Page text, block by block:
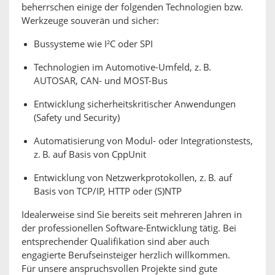
beherrschen einige der folgenden Technologien bzw.
Werkzeuge souverän und sicher:
Bussysteme wie I²C oder SPI
Technologien im Automotive-Umfeld, z. B.
AUTOSAR, CAN- und MOST-Bus
Entwicklung sicherheitskritischer Anwendungen
(Safety und Security)
Automatisierung von Modul- oder Integrationstests,
z. B. auf Basis von CppUnit
Entwicklung von Netzwerkprotokollen, z. B. auf
Basis von TCP/IP, HTTP oder (S)NTP
Idealerweise sind Sie bereits seit mehreren Jahren in
der professionellen Software-Entwicklung tätig. Bei
entsprechender Qualifikation sind aber auch
engagierte Berufseinsteiger herzlich willkommen.
Für unsere anspruchsvollen Projekte sind gute